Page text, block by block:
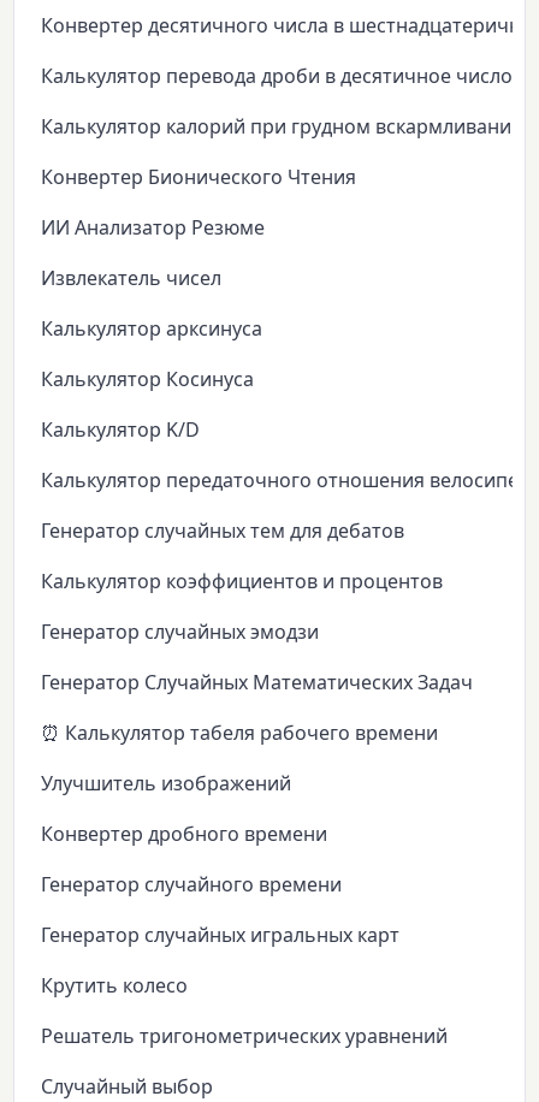
Конвертер десятичного числа в
Калькулятор перевода дроби в десятичное число
Калькулятор калорий при грудном вскармливании
Конвертер Бионического Чтения
ИИ Анализатор Резюме
Извлекатель чисел
Калькулятор арксинуса
Калькулятор Косинуса
Калькулятор K/D
Калькулятор передаточного отношения
Генератор случайных тем для дебатов
Калькулятор коэффициентов и процентов
Генератор случайных эмодзи
Генератор Случайных Математических Задач
⏰ Калькулятор табеля рабочего времени
Улучшитель изображений
Конвертер дробного времени
Генератор случайного времени
Генератор случайных игральных карт
Крутить колесо
Решатель тригонометрических уравнений
Случайный выбор